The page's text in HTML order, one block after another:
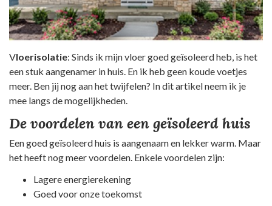
Vloerisolatie: Sinds ik mijn vloer goed geïsoleerd heb, is het
een stuk aangenamer in huis. En ik heb geen koude voetjes
meer. Ben jij nog aan het twijfelen? In dit artikel neem ik je
mee langs de mogelijkheden.
De voordelen van een geïsoleerd huis
Een goed geïsoleerd huis is aangenaam en lekker warm. Maar
het heeft nog meer voordelen. Enkele voordelen zijn:
Lagere energierekening
Goed voor onze toekomst